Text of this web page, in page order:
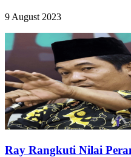
9 August 2023
Ray Rangkuti Nilai